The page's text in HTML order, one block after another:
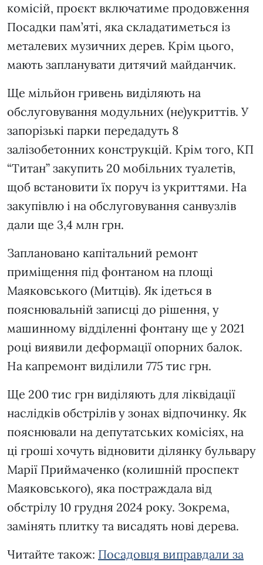
комісій, проєкт включатиме продовження
Посадки пам’яті, яка складатиметься із
металевих музичних дерев. Крім цього,
мають запланувати дитячий майданчик.
Ще мільйон гривень виділяють на
обслуговування модульних (не)укриттів. У
запорізькі парки передадуть 8
залізобетонних конструкцій. Крім того, КП
“Титан” закупить 20 мобільних туалетів,
щоб встановити їх поруч із укриттями. На
закупівлю і на обслуговування санвузлів
дали ще 3,4 млн грн.
Заплановано капітальний ремонт
приміщення під фонтаном на площі
Маяковського (Митців). Як ідеться в
пояснювальній записці до рішення, у
машинному відділенні фонтану ще у 2021
році виявили деформації опорних балок.
На капремонт виділили 775 тис грн.
Ще 200 тис грн виділяють для ліквідації
наслідків обстрілів у зонах відпочинку. Як
пояснювали на депутатських комісіях, на
ці гроші хочуть відновити ділянку бульвару
Марії Приймаченко (колишній проспект
Маяковського), яка постраждала від
обстрілу 10 грудня 2024 року. Зокрема,
замінять плитку та висадять нові дерева.
Читайте також: Посадовця виправдали за